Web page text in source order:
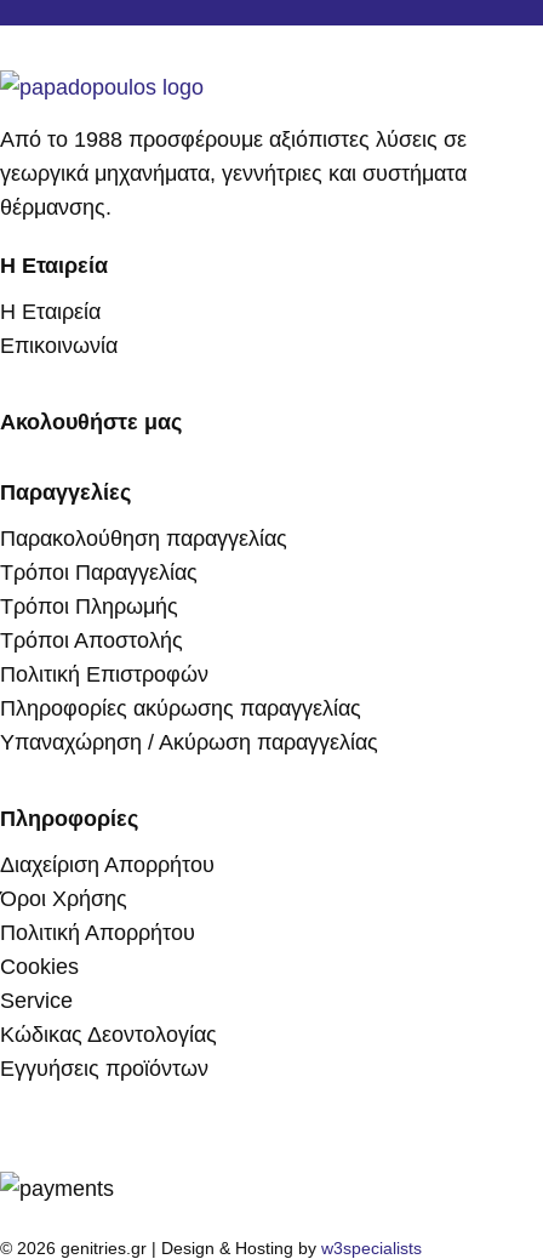
Από το 1988 προσφέρουμε αξιόπιστες λύσεις σε
γεωργικά μηχανήματα, γεννήτριες και συστήματα
θέρμανσης.
Η Εταιρεία
Η Εταιρεία
Επικοινωνία
Ακολουθήστε μας
Παραγγελίες
Παρακολούθηση παραγγελίας
Τρόποι Παραγγελίας
Τρόποι Πληρωμής
Τρόποι Αποστολής
Πολιτική Επιστροφών
Πληροφορίες ακύρωσης παραγγελίας
Υπαναχώρηση / Ακύρωση παραγγελίας
Πληροφορίες
Διαχείριση Απορρήτου
Όροι Χρήσης
Πολιτική Απορρήτου
Cookies
Service
Κώδικας Δεοντολογίας
Εγγυήσεις προϊόντων
© 2026 genitries.gr | Design & Hosting by w3specialists